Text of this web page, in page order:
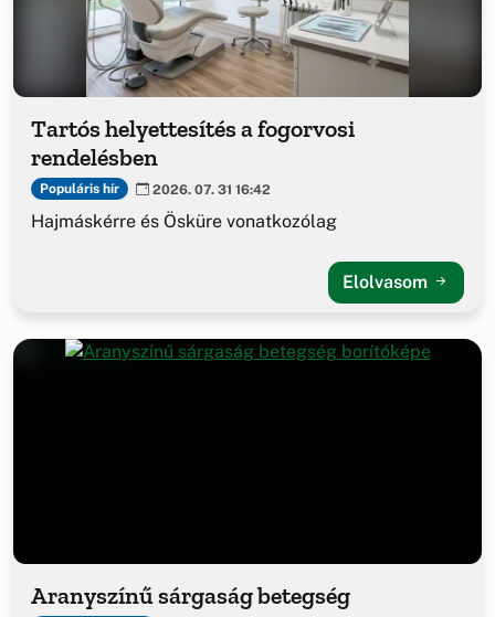
Tartós helyettesítés a fogorvosi
rendelésben
Populáris hír 2026. 07. 31 16:42
Hajmáskérre és Ösküre vonatkozólag
Elolvasom
Aranyszínű sárgaság betegség